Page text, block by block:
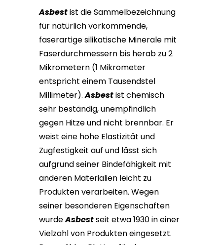
Asbestist die Sammelbezeichnung
für natürlich vorkommende,
faserartige silikatische Minerale mit
Faserdurchmessern bis herab zu 2
Mikrometern (1 Mikrometer
entspricht einem Tausendstel
Millimeter).Asbestist chemisch
sehr beständig, unempfindlich
gegen Hitze und nicht brennbar. Er
weist eine hohe Elastizität und
Zugfestigkeit auf und lässt sich
aufgrund seiner Bindefähigkeit mit
anderen Materialien leicht zu
Produkten verarbeiten. Wegen
seiner besonderen Eigenschaften
wurdeAsbestseit etwa 1930 in einer
Vielzahl von Produkten eingesetzt.